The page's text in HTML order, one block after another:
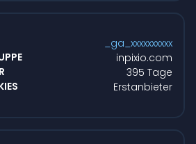
_ga_xxxxxxxxxx
inpixio.com
395 Tage
Erstanbieter